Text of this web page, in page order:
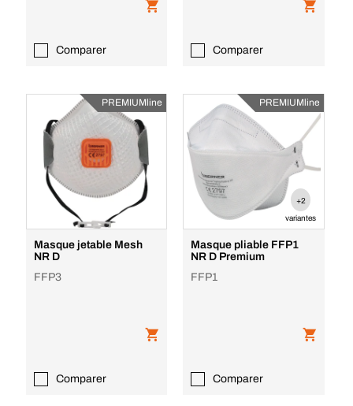
Comparer Comparer
PREMIUMline
Masque jetable Mesh
NR D
FFP3
Comparer
PREMIUMline
+2
variantes
Masque pliable FFP1
NR D Premium
FFP1
Comparer